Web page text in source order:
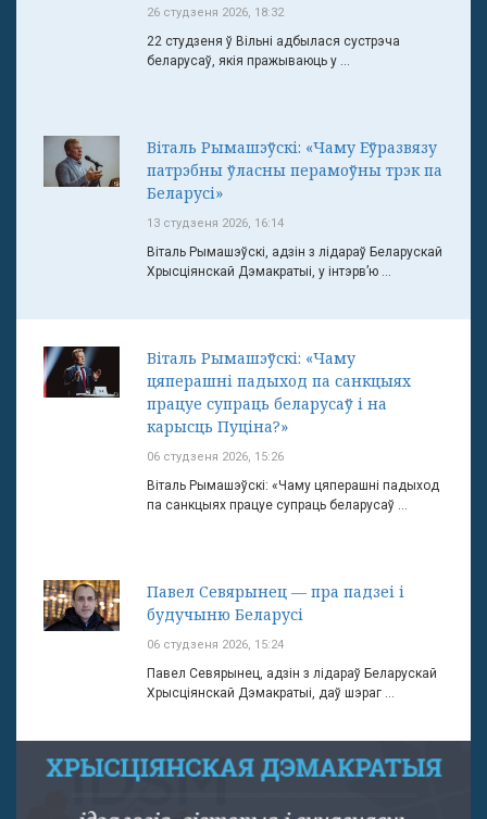
26 студзеня 2026, 18:32
22 студзеня ў Вільні адбылася сустрэча
беларусаў, якія пражываюць у ...
Віталь Рымашэўскі: «Чаму Еўразвязу
патрэбны ўласны перамоўны трэк па
Беларусі»
13 студзеня 2026, 16:14
Віталь Рымашэўскі, адзін з лідараў Беларускай
Хрысціянскай Дэмакратыі, у інтэрв’ю ...
Віталь Рымашэўскі: «Чаму
цяперашні падыход па санкцыях
працуе супраць беларусаў і на
карысць Пуціна?»
06 студзеня 2026, 15:26
Віталь Рымашэўскі: «Чаму цяперашні падыход
па санкцыях працуе супраць беларусаў ...
Павел Севярынец — пра падзеі і
будучыню Беларусі
06 студзеня 2026, 15:24
Павел Севярынец, адзін з лідараў Беларускай
Хрысціянскай Дэмакратыі, даў шэраг ...